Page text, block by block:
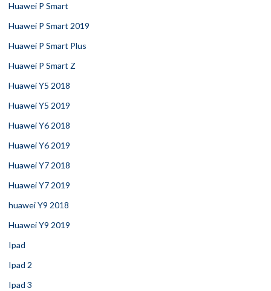
Huawei P Smart
Huawei P Smart 2019
Huawei P Smart Plus
Huawei P Smart Z
Huawei Y5 2018
Huawei Y5 2019
Huawei Y6 2018
Huawei Y6 2019
Huawei Y7 2018
Huawei Y7 2019
huawei Y9 2018
Huawei Y9 2019
Ipad
Ipad 2
Ipad 3